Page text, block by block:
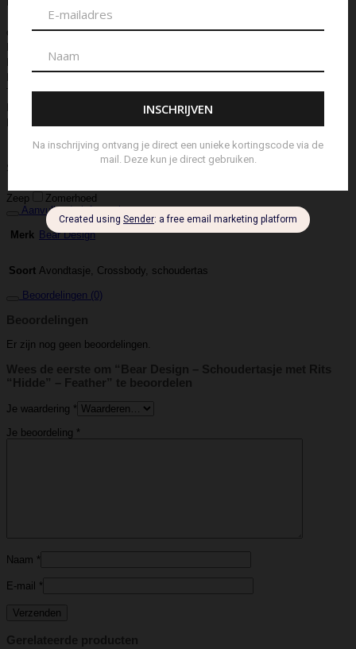
Clutch
Creditcard Houder
de Parfum
Enkelbandje Enveloptas Etherische Olie
Etui
Bodywash
Handschoen
Tasje
Mills Mini Bag Muts
Navulling ‘Catalytic’ Geurbrander
Oorbel Portemonnee
Schouderband
schoudertas
Set Lont-trimmer en Kaarsendover
Sjaal Sleuteletui Sleutelhanger
Special Edition
Stolp
Telefoontasje Textiel & Roomspray
Zeep
Zomerhoed
Aanvullende informatie
Merk Bear Design
Soort Avondtasje, Crossbody, schoudertas
Beoordelingen (0)
Beoordelingen
Er zijn nog geen beoordelingen.
Wees de eerste om “Bear Design – Schoudertasje met Rits
“Hidde” – Feather” te beoordelen
Je waardering *
Je beoordeling *
Naam *
E-mail *
Gerelateerde producten